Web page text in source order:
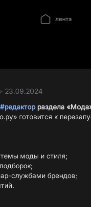
лента
· 23.09.2024
#редактор раздела
готовится к
моды и стиля;
службами брендов;